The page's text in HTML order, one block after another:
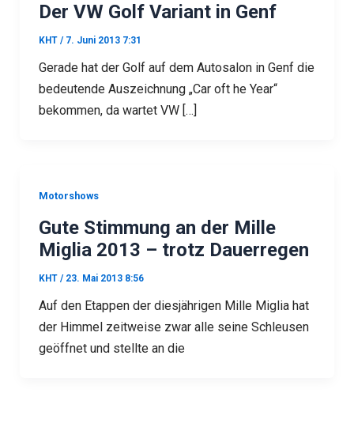
Der VW Golf Variant in Genf
KHT / 7. Juni 2013 7:31
Gerade hat der Golf auf dem Autosalon in Genf die
bedeutende Auszeichnung „Car oft he Year“
bekommen, da wartet VW […]
Motorshows
Gute Stimmung an der Mille
Miglia 2013 – trotz Dauerregen
KHT / 23. Mai 2013 8:56
Auf den Etappen der diesjährigen Mille Miglia hat
der Himmel zeitweise zwar alle seine Schleusen
geöffnet und stellte an die